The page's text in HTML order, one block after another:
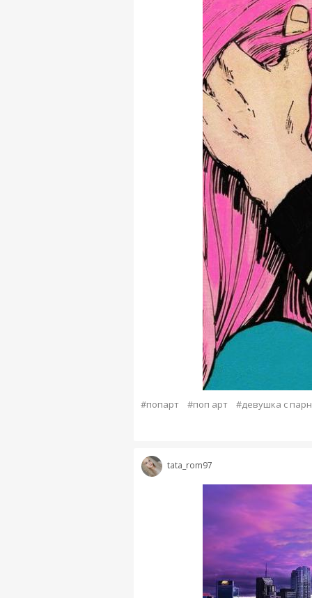
#попарт #поп арт #девушка с
tata_rom97